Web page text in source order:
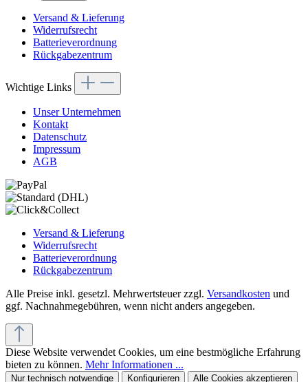
Versand & Lieferung
Widerrufsrecht
Batterieverordnung
Rückgabezentrum
Wichtige Links
Unser Unternehmen
Kontakt
Datenschutz
Impressum
AGB
Versand & Lieferung
Widerrufsrecht
Batterieverordnung
Rückgabezentrum
Alle Preise inkl. gesetzl. Mehrwertsteuer zzgl. Versandkosten und
ggf. Nachnahmegebühren, wenn nicht anders angegeben.
Diese Website verwendet Cookies, um eine bestmögliche Erfahrung
bieten zu können. Mehr Informationen ...
Nur technisch notwendige Konfigurieren Alle Cookies akzeptieren